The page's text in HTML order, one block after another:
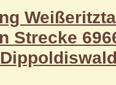
Strecke